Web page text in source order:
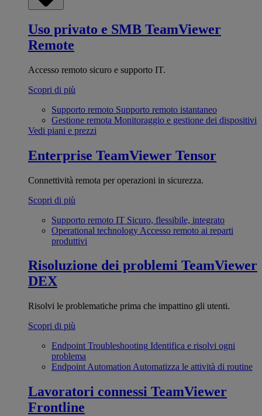
Uso privato e SMB TeamViewer
Remote
Accesso remoto sicuro e supporto IT.
Scopri di più
Supporto remoto Supporto remoto istantaneo
Gestione remota Monitoraggio e gestione dei dispositivi
Vedi piani e prezzi
Enterprise TeamViewer Tensor
Connettività remota per operazioni in sicurezza.
Scopri di più
Supporto remoto IT Sicuro, flessibile, integrato
Operational technology Accesso remoto ai reparti
produttivi
Risoluzione dei problemi TeamViewer
DEX
Risolvi le problematiche prima che impattino gli utenti.
Scopri di più
Endpoint Troubleshooting Identifica e risolvi ogni
problema
Endpoint Automation Automatizza le attività di routine
Lavoratori connessi TeamViewer
Frontline